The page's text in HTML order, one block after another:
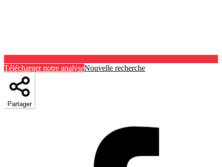
Télécharger notre analyseNouvelle recherche
Partager